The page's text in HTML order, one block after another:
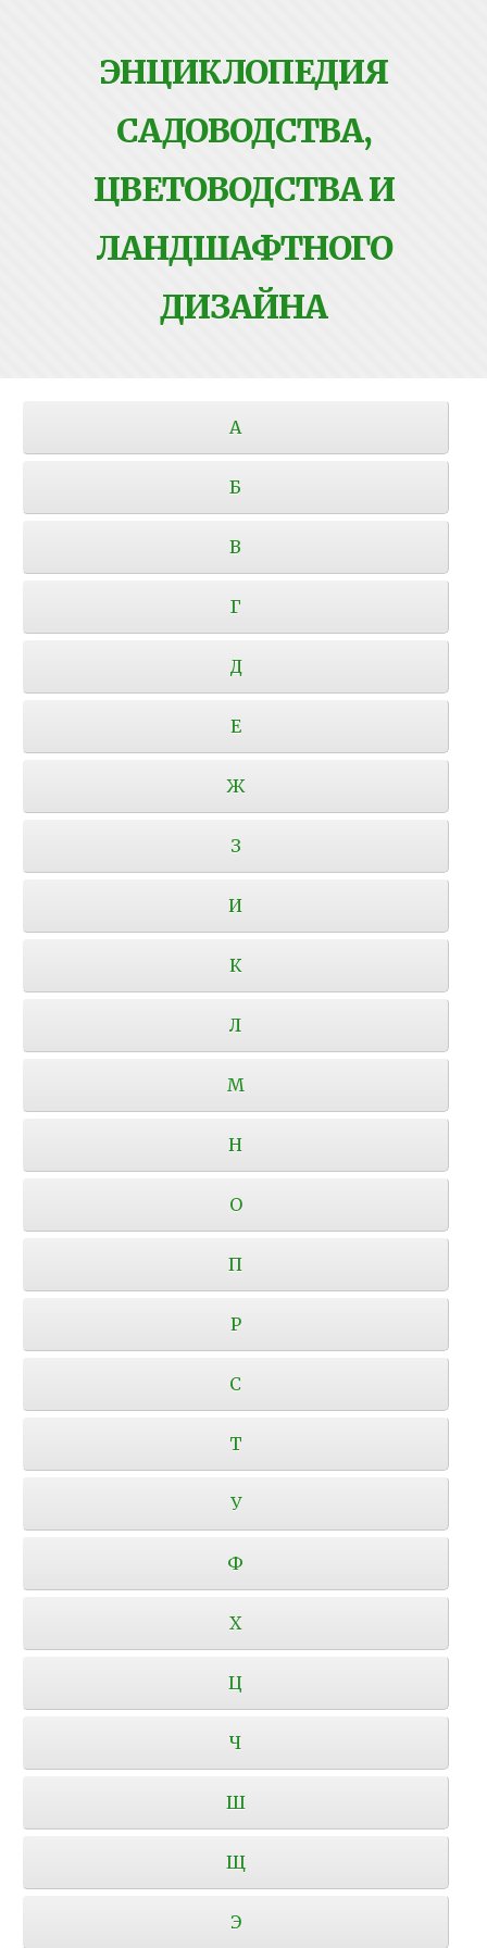
ЭНЦИКЛОПЕДИЯ
САДОВОДСТВА,
ЦВЕТОВОДСТВА И
ЛАНДШАФТНОГО
ДИЗАЙНА
А
Б
В
Г
Д
Е
Ж
З
И
К
Л
М
Н
О
П
Р
С
Т
У
Ф
Х
Ц
Ч
Ш
Щ
Э